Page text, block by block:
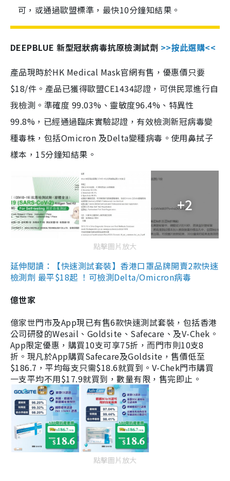
可，或通過歐盟標準，最快10分鐘知結果。
DEEPBLUE 新型冠狀病毒抗原檢測試劑 >>按此選購<<
產品現時於HK Medical Mask官網有售，優惠價只要
$18/件。產品已獲得歐盟CE1434認證，可供民眾進行自
我檢測。準確度 99.03%、靈敏度96.4%、特異性
99.8%，已經通過臨床實驗認證，有效檢測新冠病毒變
種毒株，包括Omicron 及Delta變種病毒。使用鼻拭子
樣本，15分鐘知結果。
+2
點擊圖片放大
延伸閱讀：【快速測試套裝】香港口罩品牌開賣2款快速
檢測劑 最平$18起 ！可檢測Delta/Omicron病毒
億世家
億家世門市及App現已有售6款快速測試套裝，包括香港
公司研發的Wesail、Goldsite、Safecare、及V-Chek。
App限定優惠，購買10支可享75折，而門市則10支8
折。現凡於App購買Safecare及Goldsite，售價低至
$186.7，平均每支只需$18.6就買到。V-Chek門市購買
一支平均不用$17.9就買到，數量有限，售完即止。
點擊圖片放大